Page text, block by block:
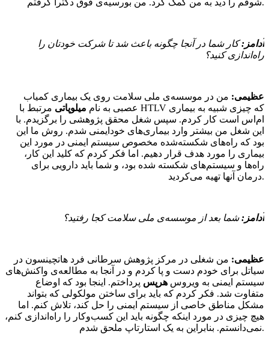
شوقم را دید به من کمک کرد. من بورسیه‌ی فوق دکترا گرفتم.
آدامز:کار شما در آنجا چگونه باعث شد تا شرکت خودتان را
راه‌اندازی کنید؟
عظیمی: من در موسسه‌ی ملی سلامت روی یک بیماری کمیاب
عصبی به نام میلوپاتی مرتبط با HTLV که چیزی شبیه به بیماری
ام‌اس است کار کردم. سپس شغل محقق پژوهشی را برگزیدم. با
این شغل من بیشتر وارد بیماری‌های خودایمنی شدم. روش ما این
بود که راه‌های شکسته‌شده مخصوص سیستم ایمنی در مورد این
بیماری را مورد هدف قرار دهیم. اما فکر کردم که کلید این کار،
راه‌ها و سیستم‌های شکسته شده بود، و شما باید دارویی برای
درمان آنها تهیه می‌کردید.
آدامز:شما بعد از موسسه‌ی ملی سلامت کجا رفتید؟
عظیمی: من شغلی در مرکز پژوهش سرطانی فرد هاتچینسون در
سیاتل برای خودم دست و پا کردم و در آنجا به مطالعه‌ی واکنش‌های
سیستم ایمنی به ویروس هرپس پرداختم. اینجا بود که اوضاع
متفاوت شد. فکر کردم که باید برای ساختن مولکولی که بتواند
مشکل مناطق خاصی از سیستم ایمنی را حل کند، تلاش کنم. اما
هیچ چیزی در مورد اینکه چگونه باید این کسب‌وکار را راه‌اندازی کنم،
نمی‌دانستم. بنابراین به یک استارتاپ ملحق شدم.